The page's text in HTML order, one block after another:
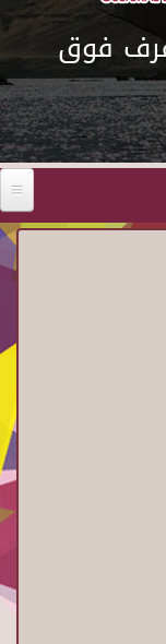
فوق